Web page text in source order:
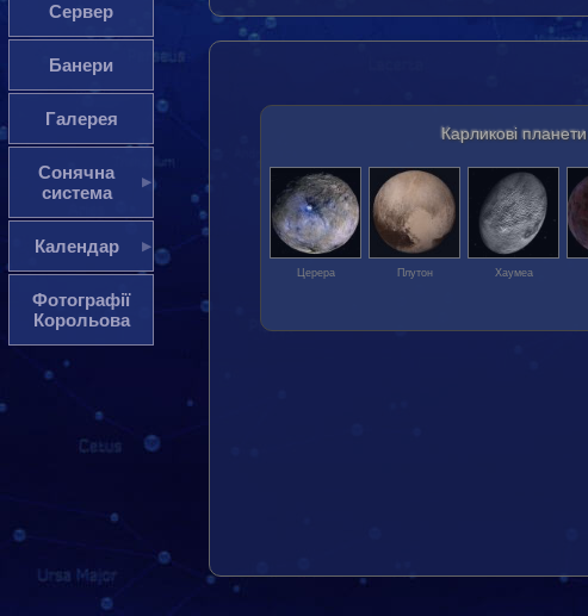
Сервер
Банери
Галерея
Сонячна
система
Календар
Фотографії
Корольова
Карликові планети
Церера Плутон Хаумеа